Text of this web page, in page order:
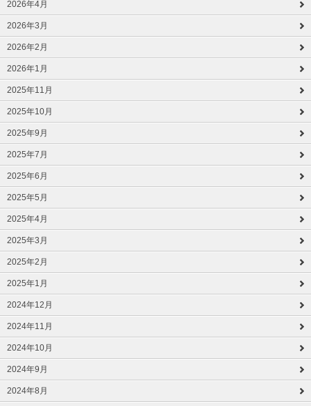
2026年4月
2026年3月
2026年2月
2026年1月
2025年11月
2025年10月
2025年9月
2025年7月
2025年6月
2025年5月
2025年4月
2025年3月
2025年2月
2025年1月
2024年12月
2024年11月
2024年10月
2024年9月
2024年8月